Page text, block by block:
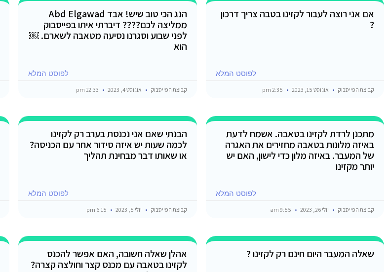
אם אני רוצה לעבור לקזינו בטבה צריך דרכון
?
לפוסט המלא
קבוצת הפייסבוק אוגוסט 15, 2023
הנג הכי טוב שיש! אבד Abd Elgawad
ממליצה לכם???? דיברתי איתו בפייסבוק
לפני שבוע וסגרנו נסיעה מטאבה לשארם. ￼
הוא
לפוסט המלא
קבוצת הפייסבוק אוגוסט 4, 2023
מתכנן לרדת לקזינו בטאבה. אשמח לדעת
באיזה מלונות בטאבה מחזירים את האגרה
של המעבר. באיזה מלון כדי לישון, האם יש
יותר מקזינו
לפוסט המלא
קבוצת הפייסבוק יולי 26, 2023
הבנתי שאם אני נכנסת בערב רק לקזינו
לכמה שעות יש איזה סידור אחר עם הכניסה?
או שאותו דבר מבחינת תהליך
לפוסט המלא
קבוצת הפייסבוק יולי 5, 2023
שאלה המעבר היום חינם רק לקזינו ?
אהלן שאלה חשובה, האם אפשר להכנס
לקזינו בטאבה עם מכנס קצר וחולצה קצרה?